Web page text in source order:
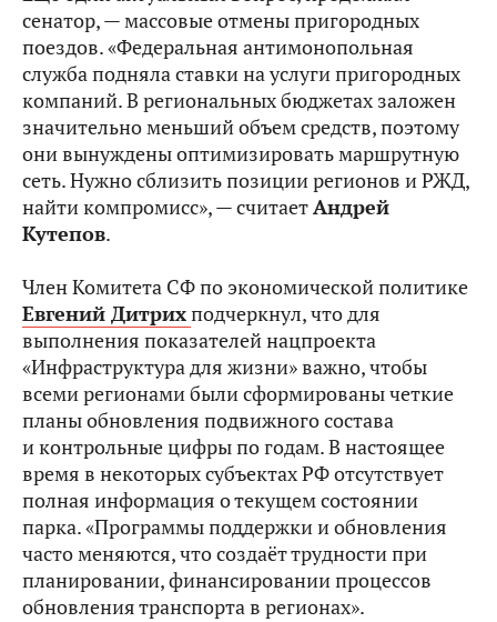
сенатор, — массовые отмены пригородных
поездов. «Федеральная антимонопольная
служба подняла ставки на услуги пригородных
компаний. В региональных бюджетах заложен
значительно меньший объем средств, поэтому
они вынуждены оптимизировать маршрутную
сеть. Нужно сблизить позиции регионов и РЖД,
найти компромисс», — считаетАндрей
Кутепов.
Член Комитета СФ по экономической политике
Евгений Дитрихподчеркнул, что для
выполнения показателей нацпроекта
«Инфраструктура для жизни» важно, чтобы
всеми регионами были сформированы четкие
планы обновления подвижного состава
и контрольные цифры по годам. В настоящее
время в некоторых субъектах РФ отсутствует
полная информация о текущем состоянии
парка. «Программы поддержки и обновления
часто меняются, что создаёт трудности при
планировании, финансировании процессов
обновления транспорта в регионах».